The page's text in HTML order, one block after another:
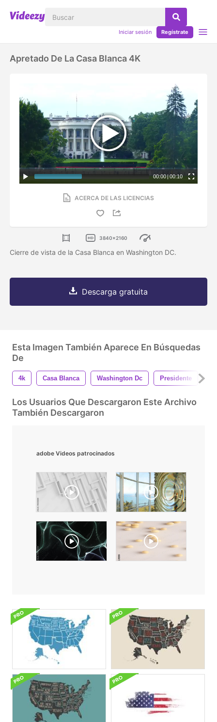
Iniciar sesión Regístrate
Apretado De La Casa Blanca 4K
00:00| 00:10
ACERCA DE LAS LICENCIAS
3840x2160
Cierre de vista de la Casa Blanca en Washington DC.
Descarga gratuita
Esta Imagen También Aparece En Búsquedas
De
4k Casa Blanca Washington Dc Presidente
Los Usuarios Que Descargaron Este Archivo
También Descargaron
adobe Videos patrocinados